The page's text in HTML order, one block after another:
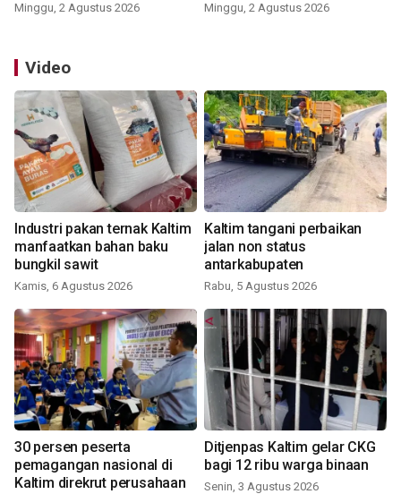
Minggu, 2 Agustus 2026 Minggu, 2 Agustus 2026
Video
Industri pakan ternak Kaltim
manfaatkan bahan baku
bungkil sawit
Kamis, 6 Agustus 2026
Kaltim tangani perbaikan
jalan non status
antarkabupaten
Rabu, 5 Agustus 2026
30 persen peserta
pemagangan nasional di
Kaltim direkrut perusahaan
Ditjenpas Kaltim gelar CKG
bagi 12 ribu warga binaan
Senin, 3 Agustus 2026